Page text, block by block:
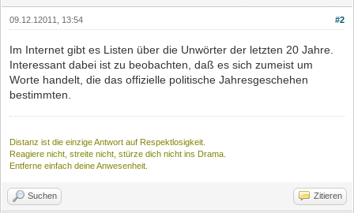
#2
09.12.12011, 13:54
Im Internet gibt es Listen über die Unwörter der letzten 20 Jahre.
Interessant dabei ist zu beobachten, daß es sich zumeist um
Worte handelt, die das offizielle politische Jahresgeschehen
bestimmten.
Distanz ist die einzige Antwort auf Respektlosigkeit.
Reagiere nicht, streite nicht, stürze dich nicht ins Drama.
Entferne einfach deine Anwesenheit.
Suchen Zitieren